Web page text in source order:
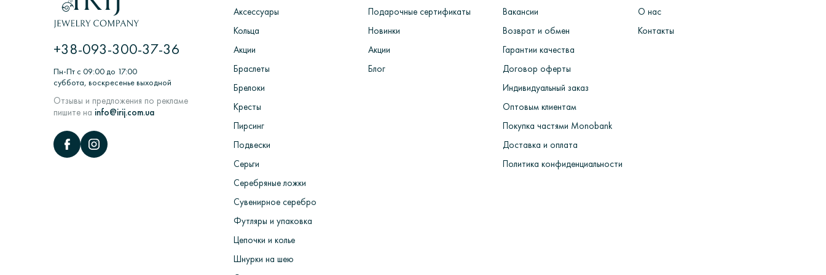
ЦИКЛ: Заказ покупателем> Обработка заказа> Изготовление из воска> Шихтовка> Формирование и термообработка форм для литья> Литье заготовок
ювелирных изделий в литейных вакуумных машинах> Комплектация, монтаж и декорирование ювелирных изделий> Работы по шлифовке> ВТК> пробирка
камни> Полировка и придание глянцу> Упаковка и отправка покупателю.
+38-093-300-37-36
Пн-Пт с 09:00 до 17:00
суббота, воскресенье выходной
Отзывы и предложения по рекламе
пишите на info@irij.com.ua
Аксессуары
Кольца
Акции
Браслеты
Брелоки
Кресты
Пирсинг
Подвески
Серьги
Серебряные ложки
Сувенирное серебро
Футляры и упаковка
Цепочки и колье
Шнурки на шею
Подарочные сертификаты
Новинки
Акции
Блог
Вакансии
Возврат и обмен
Гарантии качества
Договор оферты
Индивидуальный заказ
Оптовым клиентам
Покупка частями Monobank
Доставка и оплата
Политика конфиденциальности
О нас
Контакты